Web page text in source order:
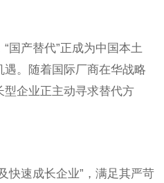
国产替代”正成为中国本土
。随着国际厂商在华战略
企业正主动寻求替代方
快速成长企业”，满足其严苛